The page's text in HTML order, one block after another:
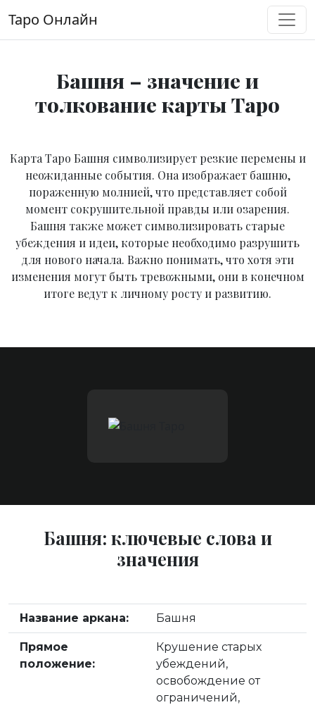
Основная навигация
Таро Онлайн
Башня – значение и
толкование карты Таро
Карта Таро Башня символизирует резкие перемены и
неожиданные события. Она изображает башню,
пораженную молнией, что представляет собой
момент сокрушительной правды или озарения.
Башня также может символизировать старые
убеждения и идеи, которые необходимо разрушить
для нового начала. Важно понимать, что хотя эти
изменения могут быть тревожными, они в конечном
итоге ведут к личному росту и развитию.
Башня: ключевые слова и
значения
Название аркана: Башня
Прямое
положение:
Крушение старых
убеждений,
освобождение от
ограничений,